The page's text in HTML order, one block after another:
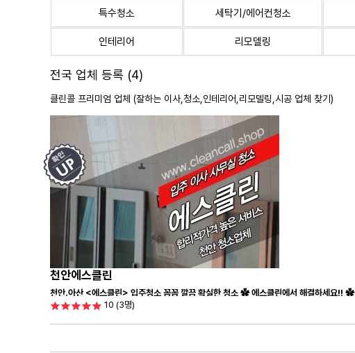
특수청소 세탁기/에어컨청소
인테리어 리모델링
전국 업체 등록 (4)
클린콜 프리미엄 업체 (잘하는 이사, 청소 ,인테리어,리모델링,시공 업체 찾기)
천안에스클린
천안.아산 <에스클린> 입주청소 꼼꼼 깔끔 확실한 청소 ✿ 에스클린에서 해결하세요!! ✿
10 (3명)